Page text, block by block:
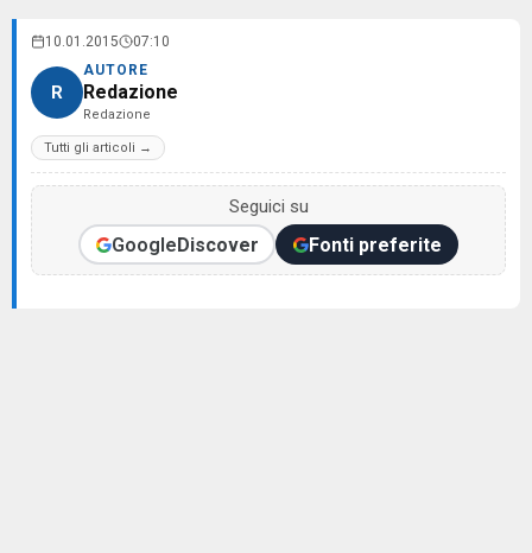
10.01.2015 07:10
R
AUTORE
Redazione
Redazione
Tutti gli articoli →
Seguici su
GoogleDiscover Fonti preferite